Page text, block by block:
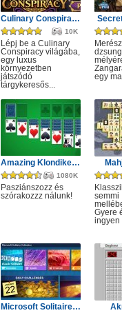
Culinary Conspiracy
10K
Lépj be a Culinary
Conspiracy világába,
egy luxus
környezetben
játszódó
tárgykeresős...
egy
Amazing Klondike Solitaire
1080K
Pasziánszozz és
szórakozzz nálunk!
semmi
Gyere
ingyen
Microsoft Solitaire Collection